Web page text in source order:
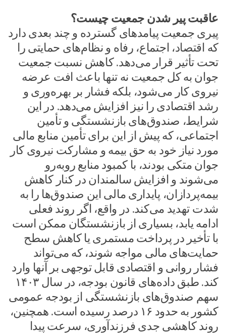
عاقبت پیر شدن جمعیت چیست؟
پیری جمعیت پیامدهای گسترده و چند بعدی دارد
که اقتصاد، اجتماع، رفاه و نظام‌های حمایتی را
تحت تأثیر قرار می‌دهد. کاهش نسبت جمعیت
جوان به کل جمعیت نه تنها باعث افت عرضه
نیروی کار می‌شود، بلکه فشار بر بهره‌وری و
رشد اقتصادی را نیز افزایش می‌دهد. در این
شرایط، صندوق‌های بازنشستگی و تأمین
اجتماعی، که پیش از این برای تأمین منابع مالی
مورد نیاز خود به حق بیمه و مشارکت نیروی کار
جوان متکی بودند، با کمبود منابع روبه‌رو
می‌شوند و افزایش سالمندان در کنار کاهش
بیمه‌پردازان، پایداری مالی این صندوق‌ها را به
شدت تهدید می‌کند. در واقع، اگر روند فعلی
ادامه یابد، بسیاری از بازنشستگان ممکن است
با تأخیر در پرداخت مستمری یا کاهش سطح
حمایت‌های مالی مواجه شوند، که می‌تواند
فشار روانی و اقتصادی قابل توجهی بر آنها وارد
کند. طبق داده‌های قانون بودجه، در سال ۱۴۰۳
سهم صندوق‌های بازنشستگی از بودجه عمومی
کشور به حدود ۱۶ درصد رسیده است. همچنین،
روند کاهشی جدی فرزندآوری، سرعت پیدا